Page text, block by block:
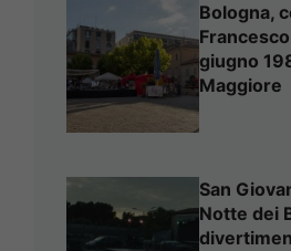
Bologna,
giugno
Maggiore
San
Notte dei